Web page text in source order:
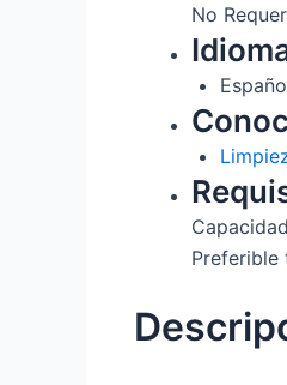
No
Preferible